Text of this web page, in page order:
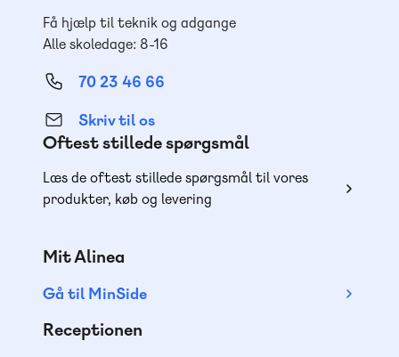
Få hjælp til teknik og adgange
Alle skoledage: 8-16
70 23 46 66
Skriv til os
Oftest stillede spørgsmål
Læs de oftest stillede spørgsmål til vores
produkter, køb og levering
Mit Alinea
Gå til MinSide
Receptionen